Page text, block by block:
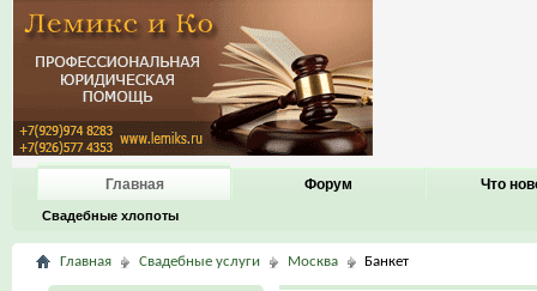
Главная
Свадебные хлопоты
Форум Что
Главная Свадебные услуги Москва Банкет